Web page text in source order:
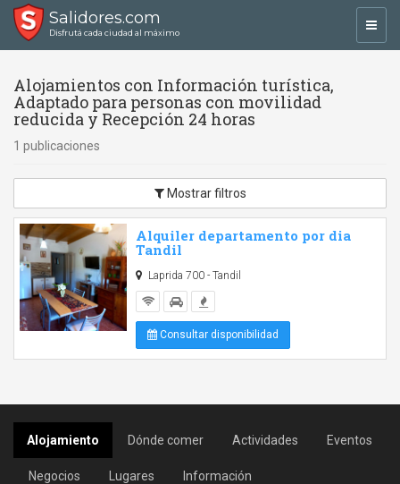
Salidores.com
Disfrutá cada ciudad al máximo
Alojamientos con Información turística,
Adaptado para personas con movilidad
reducida y Recepción 24 horas
1 publicaciones
Mostrar filtros
Alquiler departamento por dia
Tandil
Laprida 700 - Tandil
Consultar disponibilidad
Alojamiento Dónde comer Actividades Eventos
Negocios Lugares Información